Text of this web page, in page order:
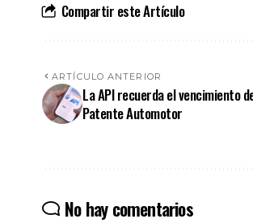
Compartir este Artículo
ARTÍCULO ANTERIOR
La API recuerda el vencimiento
Patente Automotor
No hay comentarios